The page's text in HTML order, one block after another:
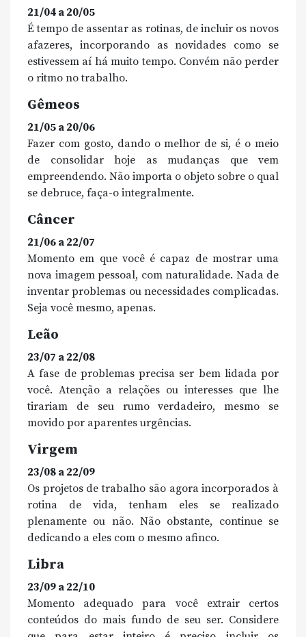
21/04 a 20/05
É tempo de assentar as rotinas, de incluir os novos
afazeres, incorporando as novidades como se
estivessem aí há muito tempo. Convém não perder
o ritmo no trabalho.
Gêmeos
21/05 a 20/06
Fazer com gosto, dando o melhor de si, é o meio
de consolidar hoje as mudanças que vem
empreendendo. Não importa o objeto sobre o qual
se debruce, faça-o integralmente.
Câncer
21/06 a 22/07
Momento em que você é capaz de mostrar uma
nova imagem pessoal, com naturalidade. Nada de
inventar problemas ou necessidades complicadas.
Seja você mesmo, apenas.
Leão
23/07 a 22/08
A fase de problemas precisa ser bem lidada por
você. Atenção a relações ou interesses que lhe
tirariam de seu rumo verdadeiro, mesmo se
movido por aparentes urgências.
Virgem
23/08 a 22/09
Os projetos de trabalho são agora incorporados à
rotina de vida, tenham eles se realizado
plenamente ou não. Não obstante, continue se
dedicando a eles com o mesmo afinco.
Libra
23/09 a 22/10
Momento adequado para você extrair certos
conteúdos do mais fundo de seu ser. Considere